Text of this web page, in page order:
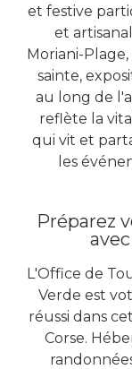
et festive
et
Moriani-
sainte,
au long de
reflète la
qui vit et
les
Préparez
L'Office de
Verde est
réussi dans
Corse.